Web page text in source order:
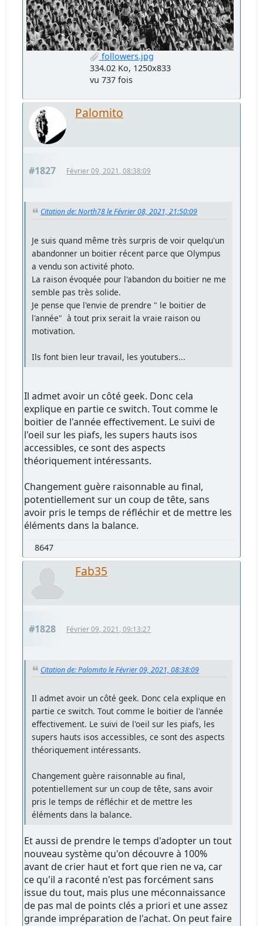
followers.jpg
334.02 Ko, 1250x833
vu 737 fois
Palomito
#1827 Février 09, 2021, 08:38:09
Citation de: North78 le Février 08, 2021, 21:50:09
Je suis quand même très surpris de voir quelqu'un
abandonner un boitier récent parce que Olympus
a vendu son activité photo.
La raison évoquée pour l'abandon du boitier ne me
semble pas très solide.
Je pense que l'envie de prendre " le boitier de
l'année" à tout prix serait la vraie raison ou
motivation.
Ils font bien leur travail, les youtubers...
Il admet avoir un côté geek. Donc cela
explique en partie ce switch. Tout comme le
boitier de l'année effectivement. Le suivi de
l'oeil sur les piafs, les supers hauts isos
accessibles, ce sont des aspects
théoriquement intéressants.
Changement guère raisonnable au final,
potentiellement sur un coup de tête, sans
avoir pris le temps de réfléchir et de mettre les
éléments dans la balance.
8647
Fab35
#1828 Février 09, 2021, 09:13:27
Citation de: Palomito le Février 09, 2021, 08:38:09
Il admet avoir un côté geek. Donc cela explique en
partie ce switch. Tout comme le boitier de l'année
effectivement. Le suivi de l'oeil sur les piafs, les
supers hauts isos accessibles, ce sont des aspects
théoriquement intéressants.
Changement guère raisonnable au final,
potentiellement sur un coup de tête, sans avoir
pris le temps de réfléchir et de mettre les
éléments dans la balance.
Et aussi de prendre le temps d'adopter un tout
nouveau système qu'on découvre à 100%
avant de crier haut et fort que rien ne va, car
ce qu'il a raconté n'est pas forcément sans
issue du tout, mais plus une méconnaissance
de pas mal de points clés a priori et une assez
grande impréparation de l'achat. On peut faire